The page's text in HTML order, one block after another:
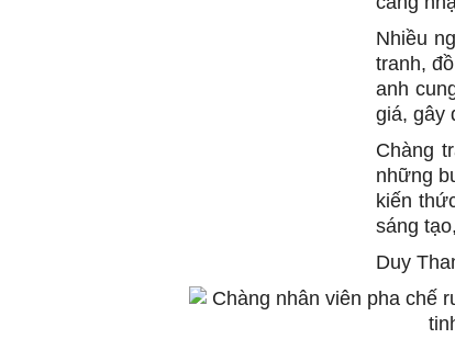
Nhiều
tranh,
anh
giá, gây
Chàng
những
kiến
sáng
Duy